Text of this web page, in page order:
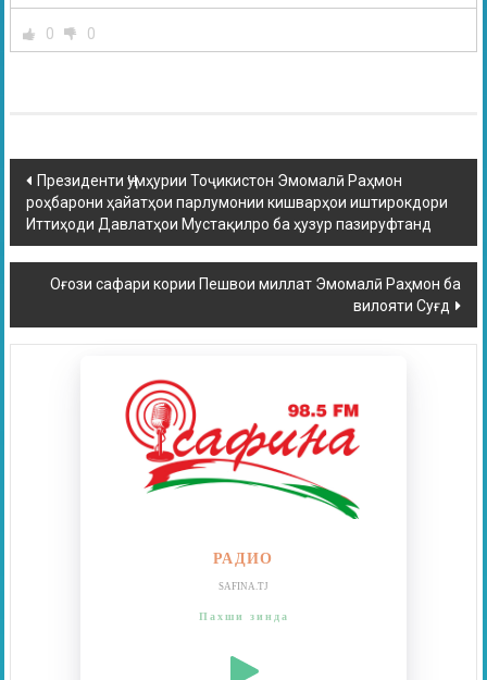
0 0
Президенти Ҷумҳурии Тоҷикистон Эмомалӣ Раҳмон
роҳбарони ҳайатҳои парлумонии кишварҳои иштирокдори
Иттиҳоди Давлатҳои Мустақилро ба ҳузур пазируфтанд
Оғози сафари кории Пешвои миллат Эмомалӣ Раҳмон ба
вилояти Суғд
РАДИО
SAFINA.TJ
Пахши зинда